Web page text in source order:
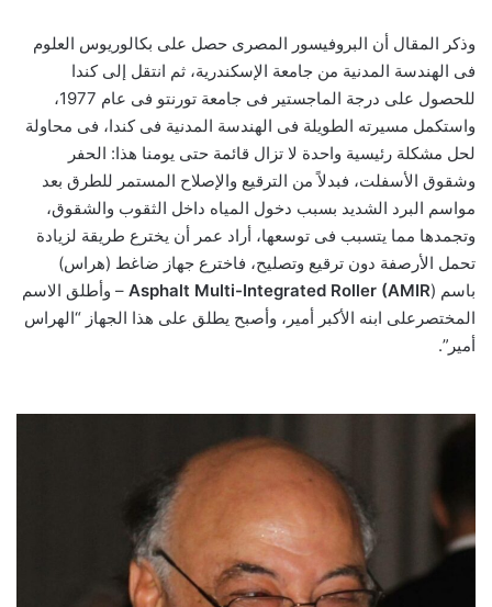
وذكر المقال أن البروفيسور المصرى حصل على بكالوريوس العلوم
فى الهندسة المدنية من جامعة الإسكندرية، ثم انتقل إلى كندا
للحصول على درجة الماجستير فى جامعة تورنتو فى عام 1977،
واستكمل مسيرته الطويلة فى الهندسة المدنية فى كندا، فى محاولة
لحل مشكلة رئيسية واحدة لا تزال قائمة حتى يومنا هذا: الحفر
وشقوق الأسفلت، فبدلاً من الترقيع والإصلاح المستمر للطرق بعد
مواسم البرد الشديد بسبب دخول المياه داخل الثقوب والشقوق،
وتجمدها مما يتسبب فى توسعها، أراد عمر أن يخترع طريقة لزيادة
تحمل الأرصفة دون ترقيع وتصليح، فاخترع جهاز ضاغط (هراس)
باسم Asphalt Multi-Integrated Roller (AMIR ) – وأطلق الاسم
المختصرعلى ابنه الأكبر أمير، وأصبح يطلق على هذا الجهاز “الهراس
أمير”.